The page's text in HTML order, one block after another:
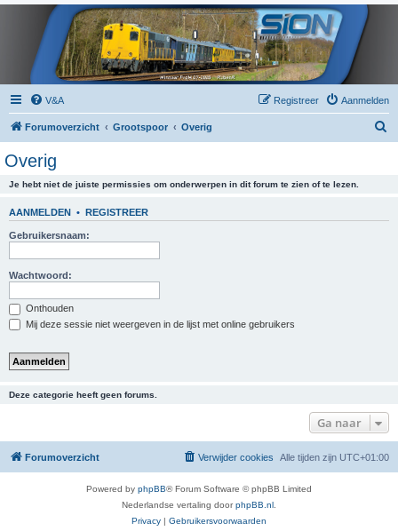
V&A Aanmelden
Registreer
Forumoverzicht Grootspoor Overig
Overig
Je hebt niet de juiste permissies om onderwerpen in dit forum te zien of te lezen.
AANMELDEN • REGISTREER
Gebruikersnaam:
Wachtwoord:
Onthouden
Mij deze sessie niet weergeven in de lijst met online gebruikers
Deze categorie heeft geen forums.
Ga naar
Forumoverzicht Alle tijden zijn UTC+01:00
Verwijder cookies
Powered by phpBB® Forum Software © phpBB Limited
Nederlandse vertaling doorphpBB.nl.
Privacy | Gebruikersvoorwaarden